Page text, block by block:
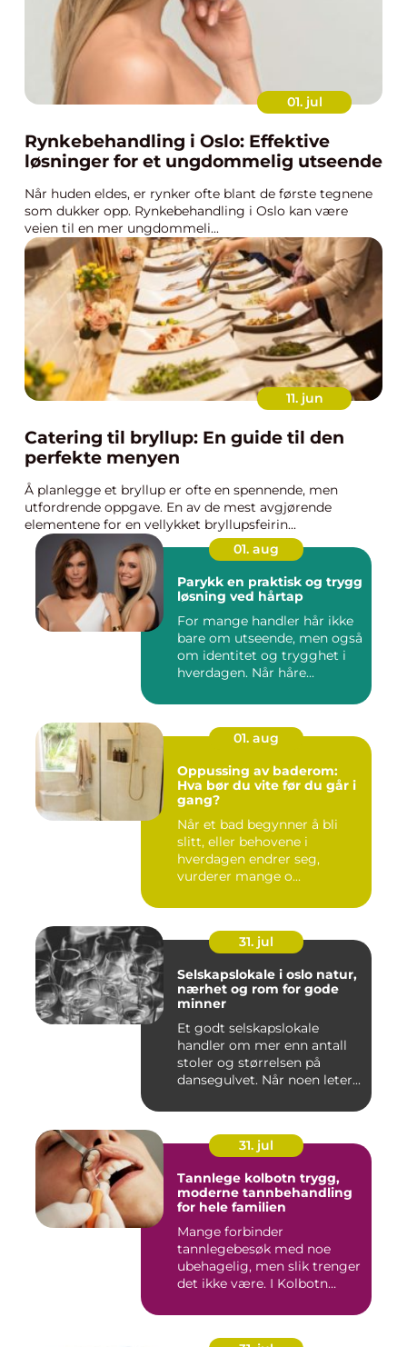
01. jul
Rynkebehandling i Oslo: Effektive
løsninger for et ungdommelig utseende
Når huden eldes, er rynker ofte blant de første tegnene
som dukker opp. Rynkebehandling i Oslo kan være
veien til en mer ungdommeli...
11. jun
Catering til bryllup: En guide til den
perfekte menyen
Å planlegge et bryllup er ofte en spennende, men
utfordrende oppgave. En av de mest avgjørende
elementene for en vellykket bryllupsfeirin...
01. aug
Parykk en praktisk og trygg
løsning ved hårtap
For mange handler hår ikke
bare om utseende, men også
om identitet og trygghet i
hverdagen. Når håre...
01. aug
Oppussing av baderom:
Hva bør du vite før du går i
gang?
Når et bad begynner å bli
slitt, eller behovene i
hverdagen endrer seg,
vurderer mange o...
31. jul
Selskapslokale i oslo natur,
nærhet og rom for gode
minner
Et godt selskapslokale
handler om mer enn antall
stoler og størrelsen på
dansegulvet. Når noen leter...
31. jul
Tannlege kolbotn trygg,
moderne tannbehandling
for hele familien
Mange forbinder
tannlegebesøk med noe
ubehagelig, men slik trenger
det ikke være. I Kolbotn